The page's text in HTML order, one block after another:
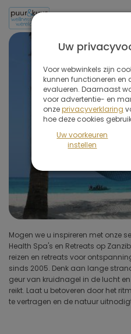
Luxe
Lange stranden en
Mogen we u inspireren met onze
Health Spa's en Retreats op
reizen en retreats voor
sinds 2005. Denk aan lange
geur van kruidnagel in de lucht
reikt. Laat u betoveren door het
te vertragen en de natuur
intieme yoga retreats aan zee
therapieën combineren met
perfecte bestemming voor wie
Filter
reizen
Verwijder
Bestemmingen
(1 geselecteerd)
Prijs (exclusief vlucht)
Omgeving hotel
Type hotel
Hotelfaciliteiten
Uw
Voor webwinkels zijn
kunnen functioneren en
evalueren. Daarnaast
voor advertentie- en
onzeprivacyverklaring
hoe deze cookies
Uw voorkeuren
instellen